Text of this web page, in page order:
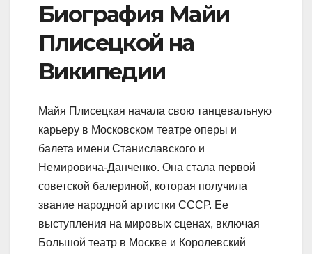
Биография Майи
Плисецкой на
Википедии
Майя Плисецкая начала свою танцевальную
карьеру в Московском театре оперы и
балета имени Станиславского и
Немировича-Данченко. Она стала первой
советской балериной, которая получила
звание народной артистки СССР. Ее
выступления на мировых сценах, включая
Большой театр в Москве и Королевский